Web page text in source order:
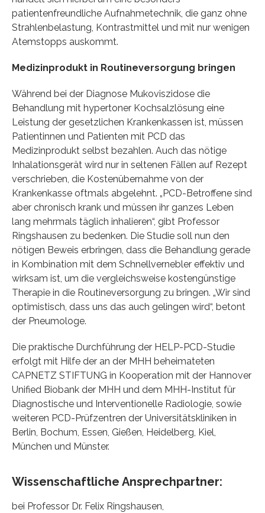
patientenfreundliche Aufnahmetechnik, die ganz ohne
Strahlenbelastung, Kontrastmittel und mit nur wenigen
Atemstopps auskommt.
Medizinprodukt in Routineversorgung bringen
Während bei der Diagnose Mukoviszidose die
Behandlung mit hypertoner Kochsalzlösung eine
Leistung der gesetzlichen Krankenkassen ist, müssen
Patientinnen und Patienten mit PCD das
Medizinprodukt selbst bezahlen. Auch das nötige
Inhalationsgerät wird nur in seltenen Fällen auf Rezept
verschrieben, die Kostenübernahme von der
Krankenkasse oftmals abgelehnt. „PCD-Betroffene sind
aber chronisch krank und müssen ihr ganzes Leben
lang mehrmals täglich inhalieren“, gibt Professor
Ringshausen zu bedenken. Die Studie soll nun den
nötigen Beweis erbringen, dass die Behandlung gerade
in Kombination mit dem Schnellvernebler effektiv und
wirksam ist, um die vergleichsweise kostengünstige
Therapie in die Routineversorgung zu bringen. „Wir sind
optimistisch, dass uns das auch gelingen wird“, betont
der Pneumologe.
Die praktische Durchführung der HELP-PCD-Studie
erfolgt mit Hilfe der an der MHH beheimateten
CAPNETZ STIFTUNG in Kooperation mit der Hannover
Unified Biobank der MHH und dem MHH-Institut für
Diagnostische und Interventionelle Radiologie, sowie
weiteren PCD-Prüfzentren der Universitätskliniken in
Berlin, Bochum, Essen, Gießen, Heidelberg, Kiel,
München und Münster.
Wissenschaftliche Ansprechpartner:
bei Professor Dr. Felix Ringshausen,